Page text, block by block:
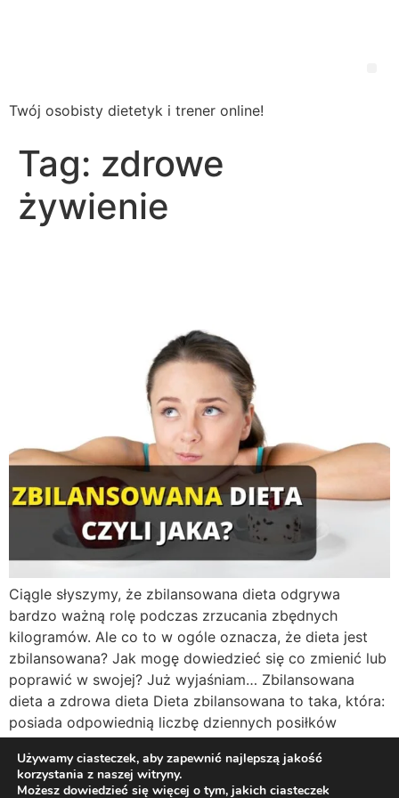
Twój osobisty dietetyk i trener online!
Tag: zdrowe
żywienie
Ciągle słyszymy, że zbilansowana dieta odgrywa
bardzo ważną rolę podczas zrzucania zbędnych
kilogramów. Ale co to w ogóle oznacza, że dieta jest
zbilansowana? Jak mogę dowiedzieć się co zmienić lub
poprawić w swojej? Już wyjaśniam… Zbilansowana
dieta a zdrowa dieta Dieta zbilansowana to taka, która:
posiada odpowiednią liczbę dziennych posiłków
Twój osobisty dietetyk i trener online!
Używamy ciasteczek, aby zapewnić najlepszą jakość
korzystania z naszej witryny.
Możesz dowiedzieć się więcej o tym, jakich ciasteczek